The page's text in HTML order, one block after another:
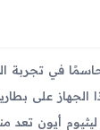
حاسمًا في تجربة
أيون تعد